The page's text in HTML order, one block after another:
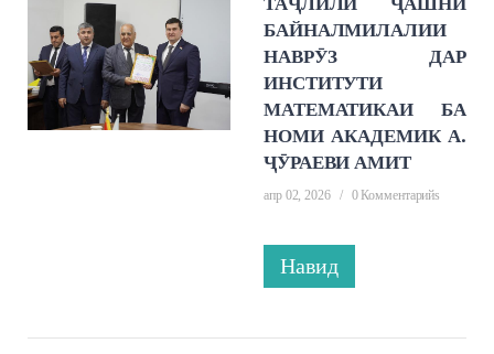
БАЙНАЛМИЛАЛИИ
НАВРӮЗ ДАР
ИНСТИТУТИ
МАТЕМАТИКАИ БА
НОМИ АКАДЕМИК А.
ҶӮРАЕВИ АМИТ
апр 02, 2026 / 0 Комментарийs
Навид